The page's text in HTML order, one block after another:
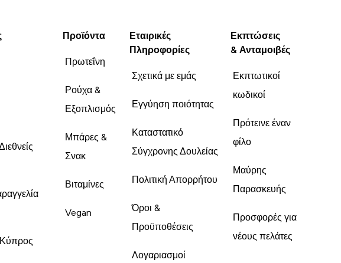
Προϊόντα
Πρωτεΐνη
Ρούχα &
Εξοπλισμός
Μπάρες &
Σνακ
Βιταμίνες
Vegan
Εταιρικές
Πληροφορίες
Σχετικά με εμάς
Εγγύηση ποιότητας
Καταστατικό
Σύγχρονης Δουλείας
Πολιτική Απορρήτου
Όροι &
Προϋποθέσεις
Λογαριασμοί
Εκπτώσεις
& Ανταμοιβές
Εκπτωτικοί
κωδικοί
Πρότεινε έναν
φίλο
Μαύρης
Παρασκευής
Προσφορές για
νέους πελάτες